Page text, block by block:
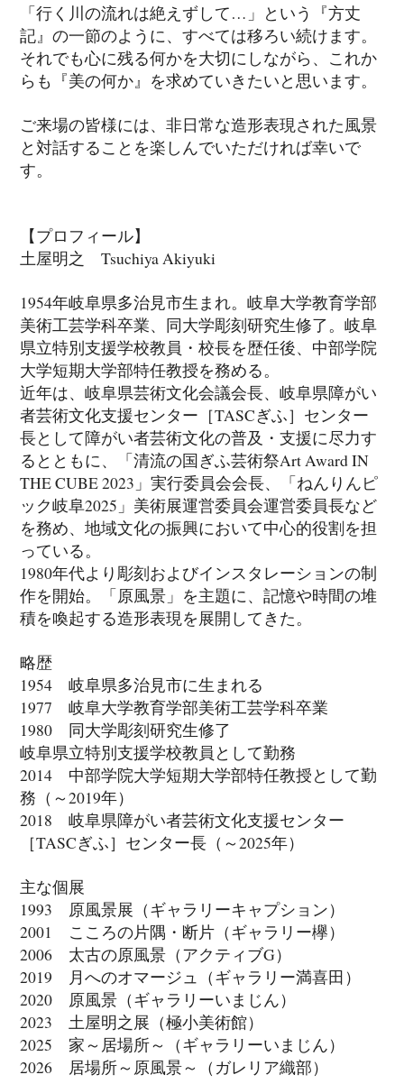
「行く川の流れは絶えずして…」という『方丈
記』の一節のように、すべては移ろい続けます。
それでも心に残る何かを大切にしながら、これか
らも『美の何か』を求めていきたいと思います。
ご来場の皆様には、非日常な造形表現された風景
と対話することを楽しんでいただければ幸いで
す。
【プロフィール】
土屋明之 Tsuchiya Akiyuki
1954年岐阜県多治見市生まれ。岐阜大学教育学部
美術工芸学科卒業、同大学彫刻研究生修了。岐阜
県立特別支援学校教員・校長を歴任後、中部学院
大学短期大学部特任教授を務める。
近年は、岐阜県芸術文化会議会長、岐阜県障がい
者芸術文化支援センター［TASCぎふ］センター
長として障がい者芸術文化の普及・支援に尽力す
るとともに、「清流の国ぎふ芸術祭Art Award IN
THE CUBE 2023」実行委員会会長、「ねんりんピ
ック岐阜2025」美術展運営委員会運営委員長など
を務め、地域文化の振興において中心的役割を担
っている。
1980年代より彫刻およびインスタレーションの制
作を開始。「原風景」を主題に、記憶や時間の堆
積を喚起する造形表現を展開してきた。
略歴
1954 岐阜県多治見市に生まれる
1977 岐阜大学教育学部美術工芸学科卒業
1980 同大学彫刻研究生修了
岐阜県立特別支援学校教員として勤務
2014 中部学院大学短期大学部特任教授として勤
務（～2019年）
2018 岐阜県障がい者芸術文化支援センター
［TASCぎふ］センター長（～2025年）
主な個展
1993 原風景展（ギャラリーキャプション）
2001 こころの片隅・断片（ギャラリー欅）
2006 太古の原風景（アクティブG）
2019 月へのオマージュ（ギャラリー満喜田）
2020 原風景（ギャラリーいまじん）
2023 土屋明之展（極小美術館）
2025 家～居場所～（ギャラリーいまじん）
2026 居場所～原風景～（ガレリア織部）